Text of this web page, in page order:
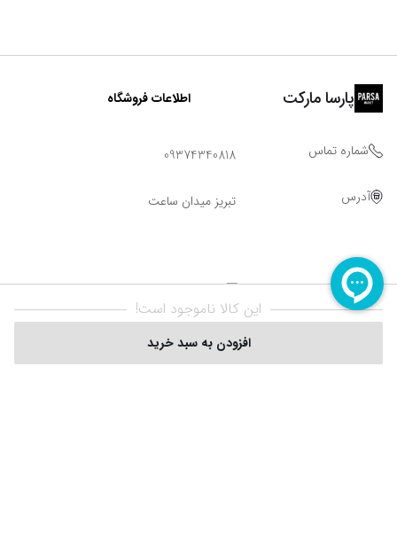
این کالا ناموجود است!
افزودن به سبد خرید
پارسا مارکت اطلاعات فروشگاه
شماره تماس 09374340818
آدرس تبریز میدان ساعت